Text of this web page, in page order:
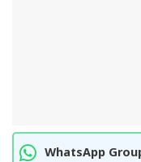
WhatsApp